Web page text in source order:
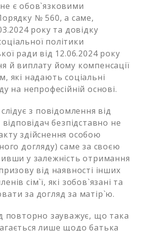
є обов`язковими
№ 560, а саме,
року та довідку
політики
ради від 12.06.2024 року
й виплату йому компенсації
які надають соціальні
на непрофесійній основі.
з повідомлення від
безпідставно не
здійснення особою
догляду) саме за своєю
у залежність отримання
від наявності інших
сім`ї, які зобов`язані та
за догляд за матір`ю.
повторно зауважує, що така
лише щодо батька